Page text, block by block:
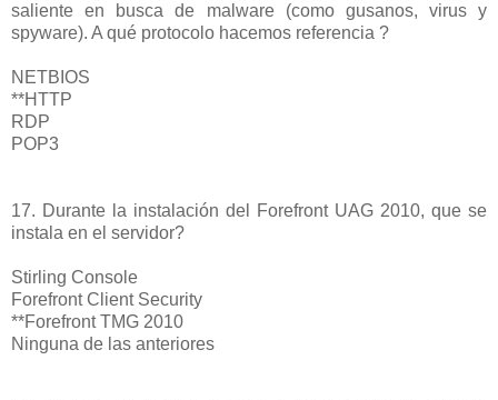
saliente en busca de malware (como gusanos, virus y
spyware). A qué protocolo hacemos referencia ?
NETBIOS
**HTTP
RDP
POP3
17. Durante la instalación del Forefront UAG 2010, que se
instala en el servidor?
Stirling Console
Forefront Client Security
**Forefront TMG 2010
Ninguna de las anteriores